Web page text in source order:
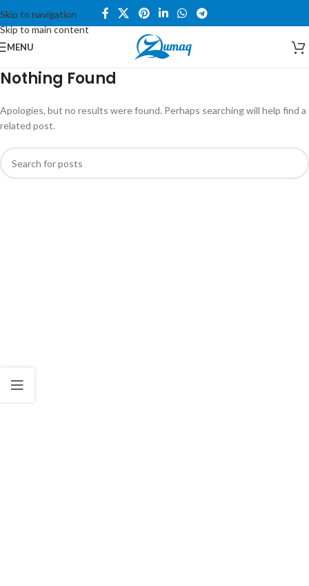
Skip to navigation
Skip to main content
MENU
Nothing Found
Apologies, but no results were found. Perhaps searching will help find a
related post.